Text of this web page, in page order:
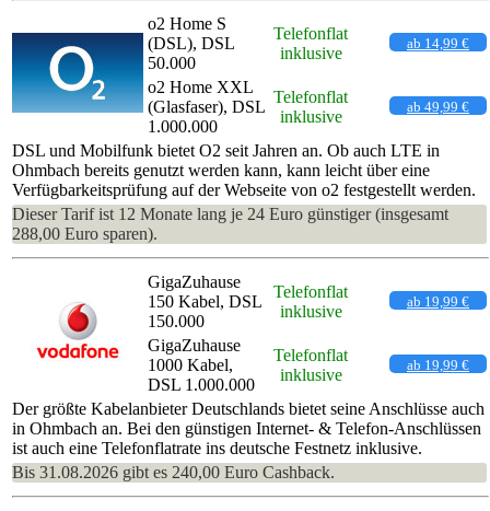
o2 Home S
(DSL), DSL
50.000
Telefonflat
inklusive
ab 14,99 €
o2 Home XXL
(Glasfaser), DSL
1.000.000
Telefonflat
inklusive
ab 49,99 €
DSL und Mobilfunk bietet O2 seit Jahren an. Ob auch LTE in
Ohmbach bereits genutzt werden kann, kann leicht über eine
Verfügbarkeitsprüfung auf der Webseite von o2 festgestellt werden.
Dieser Tarif ist 12 Monate lang je 24 Euro günstiger (insgesamt
288,00 Euro sparen).
GigaZuhause
150 Kabel, DSL
150.000
Telefonflat
inklusive
ab 19,99 €
GigaZuhause
1000 Kabel,
DSL 1.000.000
Telefonflat
inklusive
ab 19,99 €
Der größte Kabelanbieter Deutschlands bietet seine Anschlüsse auch
in Ohmbach an. Bei den günstigen Internet- & Telefon-Anschlüssen
ist auch eine Telefonflatrate ins deutsche Festnetz inklusive.
Bis 31.08.2026 gibt es 240,00 Euro Cashback.